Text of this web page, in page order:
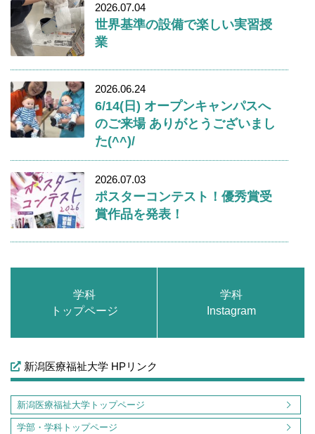
2026.07.04
世界基準の設備で楽しい実習授
業
2026.06.24
6/14(日) オープンキャンパスへ
のご来場 ありがとうございまし
た(^^)/
2026.07.03
ポスターコンテスト！優秀賞受
賞作品を発表！
学科
トップページ
学科
Instagram
新潟医療福祉大学 HPリンク
新潟医療福祉大学トップページ
学部・学科トップページ